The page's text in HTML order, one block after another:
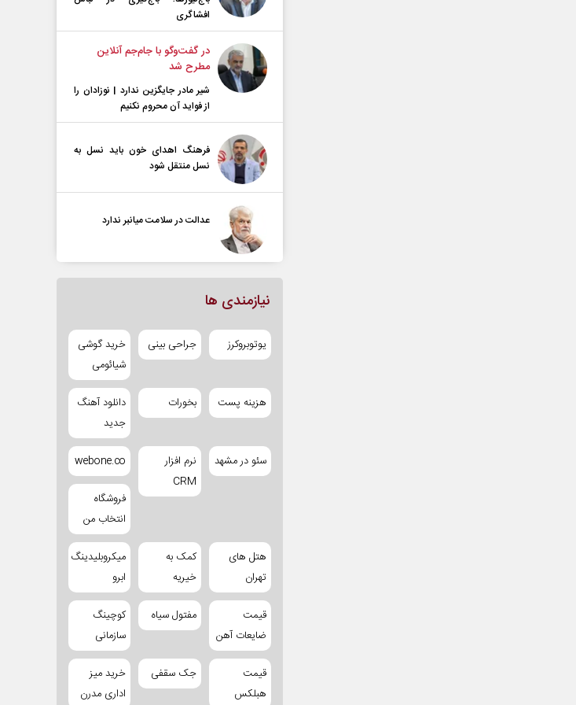
افشاگری
در گفت‌و‌گو با جام‌جم آنلاین
مطرح شد
شیر مادر جایگزین ندارد | نوزادان را
از فواید آن محروم نکنیم
فرهنگ اهدای خون باید نسل به
نسل منتقل شود
عدالت در سلامت میانبر ندارد
نیازمندی ها
یوتوبروکرز جراحی بینی
خرید گوشی
شیائومی
هزینه پست بخورات
دانلود آهنگ
جدید
سئو در مشهد
نرم افزار
CRM
webone.co
فروشگاه
انتخاب من
هتل های
تهران
کمک به
خیریه
میکروبلیدینگ
ابرو
قیمت
ضایعات آهن
مفتول سیاه
کوچینگ
سازمانی
قیمت
هبلکس
جک سقفی
خرید میز
اداری مدرن